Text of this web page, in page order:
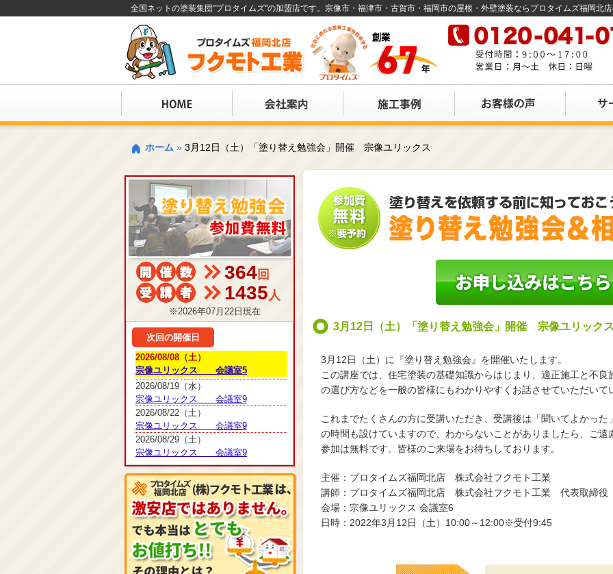
全国ネットの塗装集団"プロタイムズ"の加盟店です。宗像市・福津市・古賀市・福岡市の屋根・外壁塗装ならプロタイムズ福岡北
ホーム » 3月12日（土）「塗り替え勉強会」開催 宗像ユリックス
3月12日（土）「塗り替え勉強会」開催 宗像ユリック
3月12日（土）に『塗り替え勉強会』を開催いたします。
この講座では、住宅塗装の基礎知識からはじまり、適正施工と不
の選び方などを一般の皆様にもわかりやすくお話させていただいて
これまでたくさんの方に受講いただき、受講後は「聞いてよかっ
の時間も設けていますので、わからないことがありましたら、ご遠
参加は無料です。皆様のご来場をお待ちしております。
主催：プロタイムズ福岡北店 株式会社フクモト工業
講師：プロタイムズ福岡北店 株式会社フクモト工業 代表取締
会場：宗像ユリックス 会議室6
日時：2022年3月12日（土）10:00～12:00※受付9:45
364回
1435人
※2026年07月22日現在
次回の開催日
2026/08/08（土）
宗像ユリックス 会議室5
2026/08/19（水）
宗像ユリックス 会議室9
2026/08/22（土）
宗像ユリックス 会議室9
2026/08/29（土）
宗像ユリックス 会議室9